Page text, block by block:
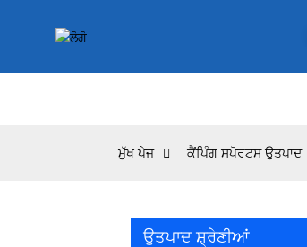
ਮੁੱਖ ਪੇਜ ਕੈਂਪਿੰਗ ਸਪੋਰਟਸ ਉਤਪਾਦ
ਉਤਪਾਦ ਸ਼੍ਰੇਣੀਆਂ